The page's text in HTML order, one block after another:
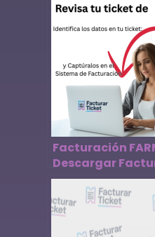
Facturación
Descargar